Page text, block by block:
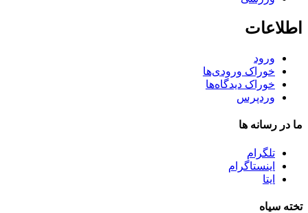
اطلاعات
ورود
خوراک ورودی‌ها
خوراک دیدگاه‌ها
وردپرس
ما در رسانه ها
تلگرام
اینستاگرام
ایتا
تخته سیاه